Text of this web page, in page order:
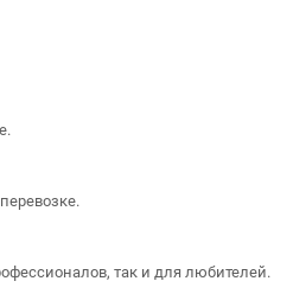
так и для любителей.